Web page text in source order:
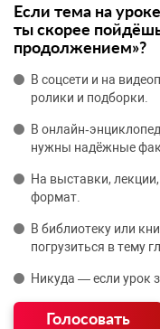
Если тема на
ты скорее
продолжением»?
В соцсети и на
ролики и подборки.
В
нужны надёжные
На выставки,
формат.
В библиотеку или
погрузиться в тему
Никуда — если урок